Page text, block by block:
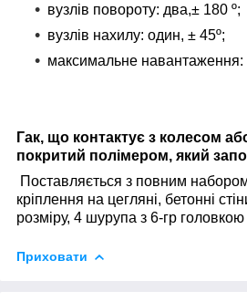
вузлів повороту: два,± 180 º;
вузлів нахилу: один, ± 45º;
максимальне навантаження:
Гак, що контактує з колесом
покритий полімером, який
Поставляється з повним
кріплення на цегляні, бетонні
розміру, 4 шурупа з 6-гр
Приховати